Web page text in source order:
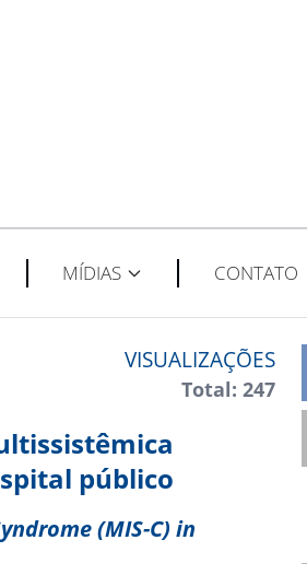
MÍDIAS CONTATO
VISUALIZAÇÕES
Total: 247
público
(MIS-C) in